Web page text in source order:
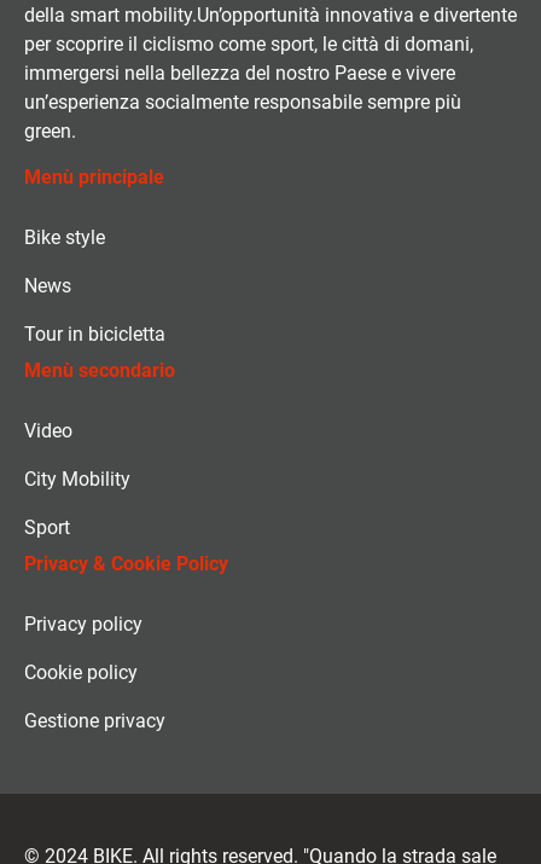
della smart mobility.Un’opportunità innovativa e divertente
per scoprire il ciclismo come sport, le città di domani,
immergersi nella bellezza del nostro Paese e vivere
un’esperienza socialmente responsabile sempre più
green.
Menù principale
Bike style
News
Tour in bicicletta
Menù secondario
Video
City Mobility
Sport
Privacy & Cookie Policy
Privacy policy
Cookie policy
Gestione privacy
© 2024 BIKE. All rights reserved. "Quando la strada sale